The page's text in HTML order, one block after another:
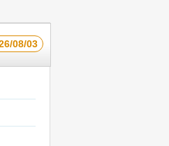
08/03